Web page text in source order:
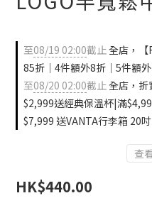
至08/19 02:00截止全店，【
85折｜4件額外8折｜5件額
至08/20 02:00截止全店，折
$2,999送經典保溫杯|滿
$7,999 送VANTA行李箱 20吋
查
HK$440.00